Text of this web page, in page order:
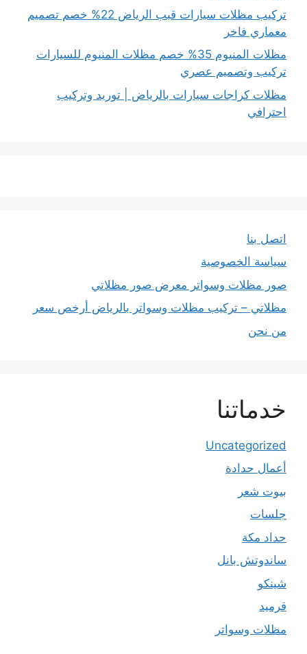
تركيب مظلات سيارات قبب الرياض 22% خصم تصميم
معماري فاخر
مظلات المنيوم 35% خصم مظلات المنيوم للسيارات
تركيب وتصميم عصري
مظلات كراجات سيارات بالرياض | توريد وتركيب
احترافي
اتصل بنا
سياسة الخصوصية
صور مظلات وسواتر معرض صور مظلاتي
مظلاتي – تركيب مظلات وسواتر بالرياض أرخص سعر
من نحن
خدماتنا
Uncategorized
أعمال حدادة
بيوت شعر
جلسات
حداد مكة
ساندوتش بانل
شينكو
قرميد
مظلات وسواتر